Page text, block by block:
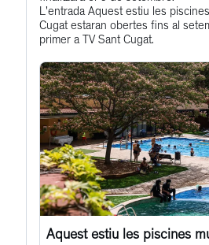
to
this
post
L'entrada Aquest estiu les
Cugat estaran obertes fins al
primer a TV Sant Cugat.
Aquest estiu les piscines